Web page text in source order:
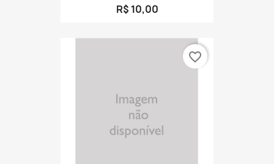
R$ 10,00
favorite_border